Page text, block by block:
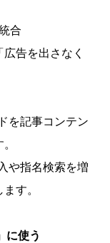
合
告を出さなく
を記事コンテン
や指名検索を増
す。
に使う